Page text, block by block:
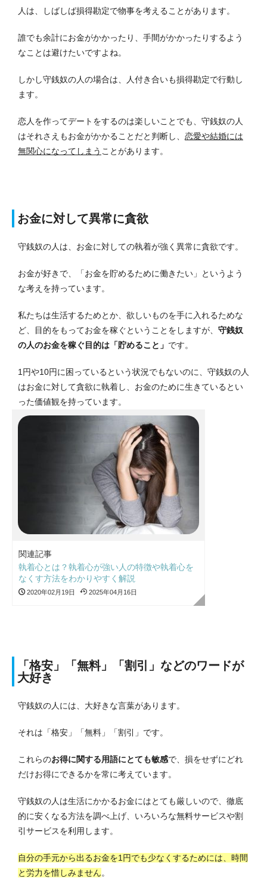
人は、しばしば損得勘定で物事を考えることがあります。
誰でも余計にお金がかかったり、手間がかかったりするよう
なことは避けたいですよね。
しかし守銭奴の人の場合は、人付き合いも損得勘定で行動し
ます。
恋人を作ってデートをするのは楽しいことでも、守銭奴の人
はそれさえもお金がかかることだと判断し、 恋愛や結婚には
無関心になってしまう ことがあります。
お金に対して異常に貪欲
守銭奴の人は、お金に対しての執着が強く異常に貪欲です。
お金が好きで、「お金を貯めるために働きたい」というよう
な考えを持っています。
私たちは生活するためとか、欲しいものを手に入れるためな
ど、目的をもってお金を稼ぐということをしますが、 守銭奴
の人のお金を稼ぐ目的は「貯めること」 です。
1円や10円に困っているという状況でもないのに、守銭奴の人
はお金に対して貪欲に執着し、お金のために生きているとい
った価値観を持っています。
関連記事
執着心とは？執着心が強い人の特徴や執着心を
なくす方法をわかりやすく解説
2020年02月19日 2025年04月16日
「格安」「無料」「割引」などのワードが
大好き
守銭奴の人には、大好きな言葉があります。
それは「格安」「無料」「割引」です。
これらのお得に関する用語にとても敏感で、損をせずにどれ
だけお得にできるかを常に考えています。
守銭奴の人は生活にかかるお金にはとても厳しいので、徹底
的に安くなる方法を調べ上げ、いろいろな無料サービスや割
引サービスを利用します。
自分の手元から出るお金を1円でも少なくするためには、時間
と労力を惜しみません。